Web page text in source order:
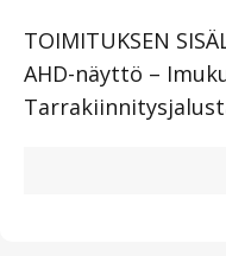
TOIMITUKSEN
AHD-näyttö –